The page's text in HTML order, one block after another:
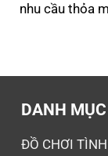
nhu cầu thỏa
DANH
ĐỒ CHƠI